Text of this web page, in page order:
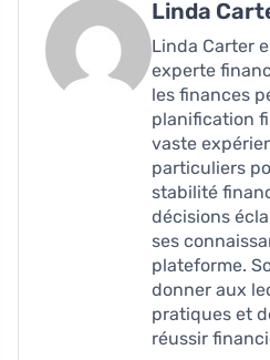
Linda
Linda Carter
experte
les finances
planification
vaste
particuliers
stabilité
décisions
ses
plateforme.
donner aux
pratiques et
réussir